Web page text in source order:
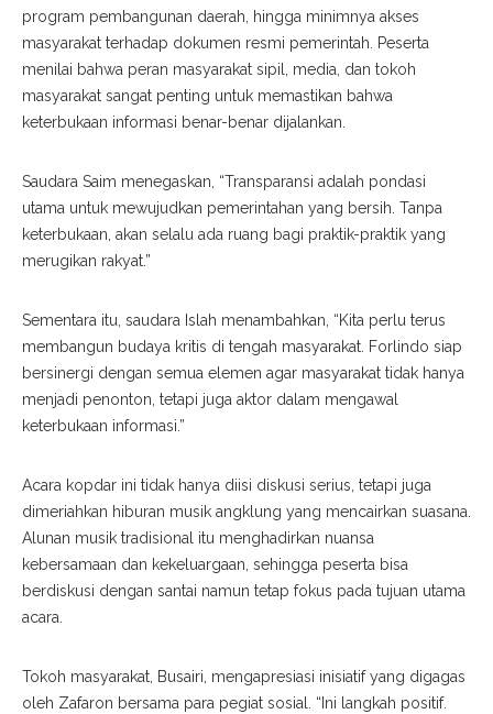
program pembangunan daerah, hingga minimnya akses
masyarakat terhadap dokumen resmi pemerintah. Peserta
menilai bahwa peran masyarakat sipil, media, dan tokoh
masyarakat sangat penting untuk memastikan bahwa
keterbukaan informasi benar-benar dijalankan.
Saudara Saim menegaskan, “Transparansi adalah pondasi
utama untuk mewujudkan pemerintahan yang bersih. Tanpa
keterbukaan, akan selalu ada ruang bagi praktik-praktik yang
merugikan rakyat.”
Sementara itu, saudara Islah menambahkan, “Kita perlu terus
membangun budaya kritis di tengah masyarakat. Forlindo siap
bersinergi dengan semua elemen agar masyarakat tidak hanya
menjadi penonton, tetapi juga aktor dalam mengawal
keterbukaan informasi.”
Acara kopdar ini tidak hanya diisi diskusi serius, tetapi juga
dimeriahkan hiburan musik angklung yang mencairkan suasana.
Alunan musik tradisional itu menghadirkan nuansa
kebersamaan dan kekeluargaan, sehingga peserta bisa
berdiskusi dengan santai namun tetap fokus pada tujuan utama
acara.
Tokoh masyarakat, Busairi, mengapresiasi inisiatif yang digagas
oleh Zafaron bersama para pegiat sosial. “Ini langkah positif.